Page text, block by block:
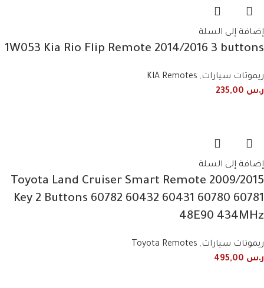
إضافة إلى السلة
1W053 Kia Rio Flip Remote 2014/2016 3 buttons
ريموتات سيارات,
KIA Remotes
ر.س
إضافة إلى السلة
2009/2015 Toyota Land Cruiser Smart Remote
Key 2 Buttons 60782 60432 60431 60780 60781
48E90 434MHz
ريموتات سيارات,
Toyota Remotes
ر.س